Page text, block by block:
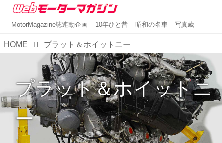
MotorMagazine誌連動企画 10年ひと昔 昭和の名車 写真蔵
HOME プラット＆ホイットニー
プラット＆ホイットニ
ー